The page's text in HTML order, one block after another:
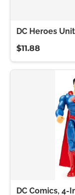
DC Heroes
$11.88
DC Comics, 4-